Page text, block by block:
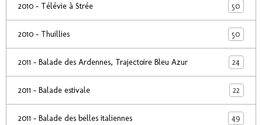
2010 - Télévie à Strée 50
2010 - Thuillies 50
2011 - Balade des Ardennes, Trajectoire Bleu Azur 24
2011 - Balade estivale 22
2011 - Balade des belles italiennes 49